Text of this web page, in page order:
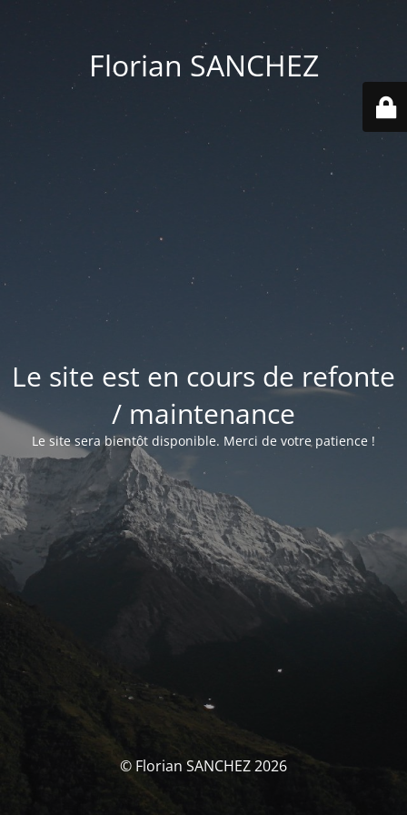
Florian SANCHEZ
Le site est en cours de refonte
/ maintenance
Le site sera bientôt disponible. Merci de votre patience !
© Florian SANCHEZ 2026